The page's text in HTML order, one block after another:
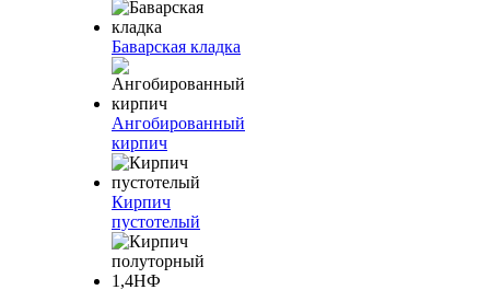
Баварская кладка
Ангобированный
кирпич
Кирпич
пустотелый